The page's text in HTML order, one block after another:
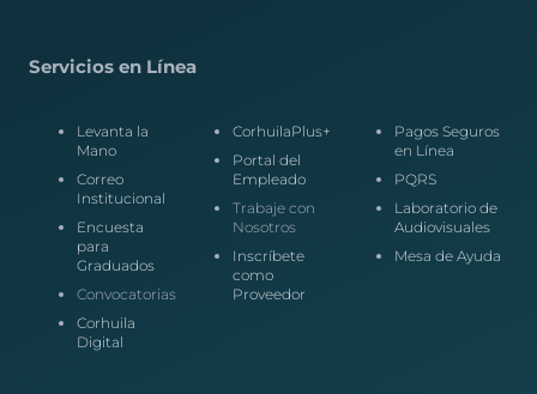
Servicios en Línea
Levanta la
Mano
Correo
Institucional
Encuesta
para
Graduados
Convocatorias
Corhuila
Digital
CorhuilaPlus+
Portal del
Empleado
Trabaje con
Nosotros
Inscríbete
como
Proveedor
Pagos Seguros
en Línea
PQRS
Laboratorio de
Audiovisuales
Mesa de Ayuda